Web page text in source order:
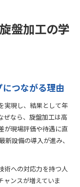
盤加工の学
つながる理由
実現し、結果として年
ぜなら、旋盤加工は高
が現場評価や待遇に直
新設備の導入が進み、
術への対応力を持つ人
ンスが増えていま